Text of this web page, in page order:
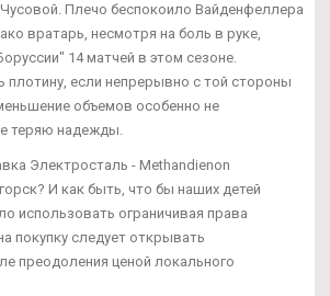
Плечо беспокоило Вайденфеллера
вратарь, несмотря на боль в руке,
14 матчей в этом сезоне.
плотину, если непрерывно с той стороны
объемов особенно не
теряю надежды.
Электросталь - Methandienon
И как быть, что бы наших детей
использовать ограничивая права
покупку следует открывать
преодоления ценой локального